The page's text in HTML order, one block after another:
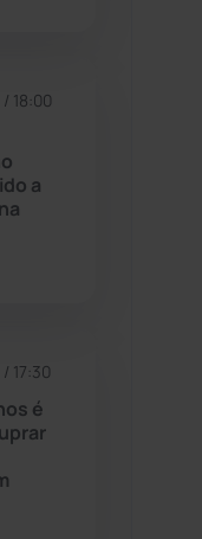
18:00
a
17:30
é